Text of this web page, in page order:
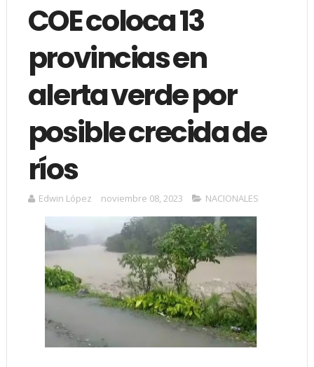
COE coloca 13
provincias en
alerta verde por
posible crecida de
ríos
Edwin López noviembre 08, 2023 NACIONALES